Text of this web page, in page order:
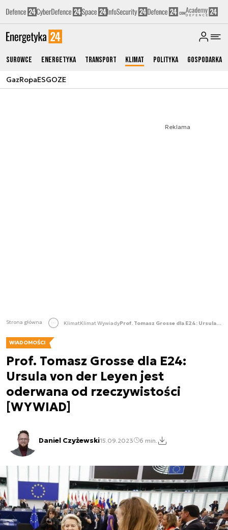
Surowce Energetyka Transport Klimat Polityka Gospodarka
GazRopaESGOZE
Reklama
Strona główna KlimatKlimat Wywiady Prof. Tomasz Grosse dla E24: Ursula von der Leyen jest oderwana od rzeczywistości [WYWIAD]
WIADOMOŚCI
Prof. Tomasz Grosse dla E24:
Ursula von der Leyen jest
oderwana od rzeczywistości
[WYWIAD]
Daniel Czyżewski15.09.2023 6 min.